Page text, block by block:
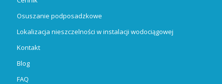
Osuszanie podposadzkowe
Lokalizacja nieszczelności w instalacji wodociągowej
Kontakt
Blog
FAQ